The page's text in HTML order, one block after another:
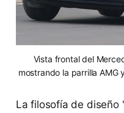
Vista frontal del
mostrando la parrilla AMG
La filosofía de diseño